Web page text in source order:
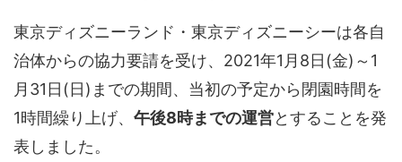
東京ディズニーランド・東京ディズニーシーは各自
治体からの協力要請を受け、2021年1月8日(金)～1
月31日(日)までの期間、当初の予定から閉園時間を
1時間繰り上げ、 午後8時までの運営とすることを発
表しました。